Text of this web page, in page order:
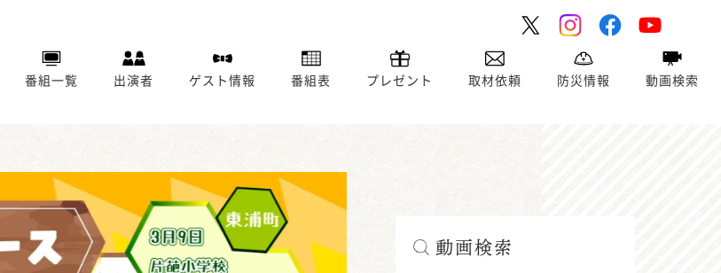
番組一覧 出演者 ゲスト情報 番組表 プレゼント 取材依頼 防災情報 動画検索
動画検索